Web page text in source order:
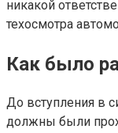
никакой
техосмотра
Как было
До вступления в
должны были